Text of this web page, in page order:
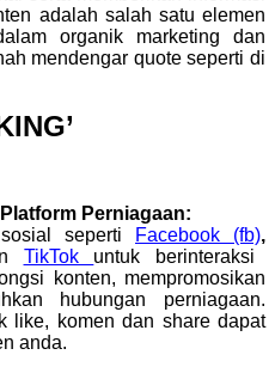
adalah salah satu elemen
organik marketing dan
mendengar quote seperti di
Perniagaan:
seperti
Facebook (fb),
TikTok untuk berinteraksi
konten, mempromosikan
hubungan perniagaan.
like, komen dan share dapat
anda.